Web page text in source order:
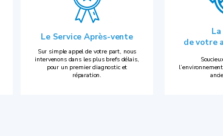
Le Service Après-vente
Sur simple appel de votre part, nous
intervenons dans les plus brefs délais,
pour un premier diagnostic et
réparation.
de votre